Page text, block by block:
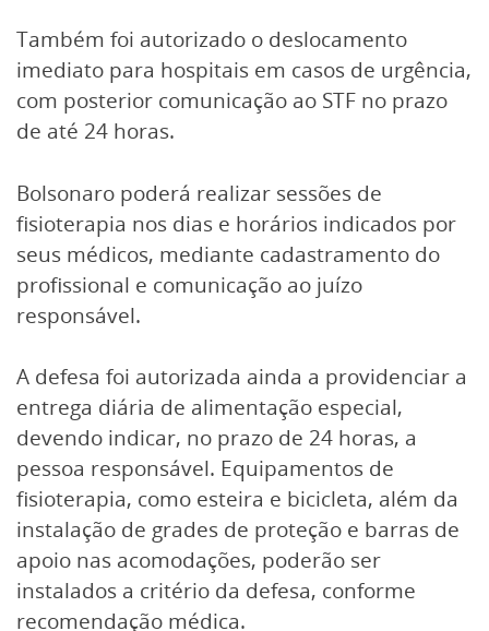
Também foi autorizado o deslocamento
imediato para hospitais em casos de urgência,
com posterior comunicação ao STF no prazo
de até 24 horas.
Bolsonaro poderá realizar sessões de
fisioterapia nos dias e horários indicados por
seus médicos, mediante cadastramento do
profissional e comunicação ao juízo
responsável.
A defesa foi autorizada ainda a providenciar a
entrega diária de alimentação especial,
devendo indicar, no prazo de 24 horas, a
pessoa responsável. Equipamentos de
fisioterapia, como esteira e bicicleta, além da
instalação de grades de proteção e barras de
apoio nas acomodações, poderão ser
instalados a critério da defesa, conforme
recomendação médica.